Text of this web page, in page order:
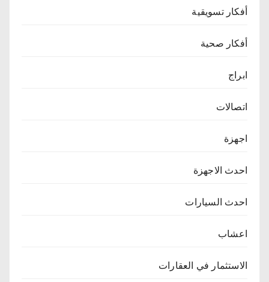
أفكار تسويقية
أفكار صحية
ابراج
اتصالات
اجهزة
احدث الاجهزة
احدث السيارات
اعشاب
الاستثمار في العقارات